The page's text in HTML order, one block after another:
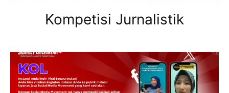
Kompetisi Jurnalistik